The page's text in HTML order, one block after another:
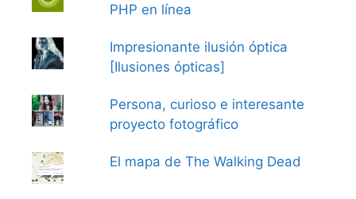
PHP en línea
Impresionante ilusión óptica
[Ilusiones ópticas]
Persona, curioso e interesante
proyecto fotográfico
El mapa de The Walking Dead